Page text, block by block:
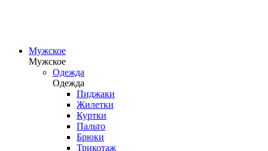
Мужское
Мужское
Одежда
Одежда
Пиджаки
Жилетки
Куртки
Пальто
Брюки
Трикотаж